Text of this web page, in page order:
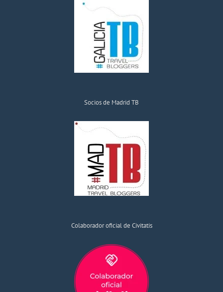
Socios de Madrid TB
Colaborador oficial de Civitatis